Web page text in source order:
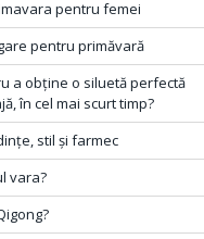
pentru femei
pentru primăvară
a obține o siluetă perfectă
în cel mai scurt timp?
stil și farmec
vara?